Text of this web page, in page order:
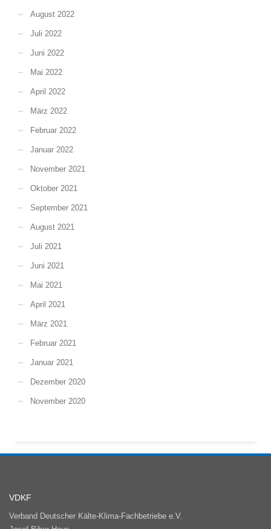
August 2022
Juli 2022
Juni 2022
Mai 2022
April 2022
März 2022
Februar 2022
Januar 2022
November 2021
Oktober 2021
September 2021
August 2021
Juli 2021
Juni 2021
Mai 2021
April 2021
März 2021
Februar 2021
Januar 2021
Dezember 2020
November 2020
VDKF
Verband Deutscher Kälte-Klima-Fachbetriebe e.V.